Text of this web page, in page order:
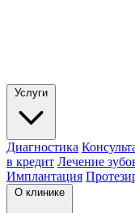
Услуги
Диагностика
в кредит Лечение
Имплантация
О клинике